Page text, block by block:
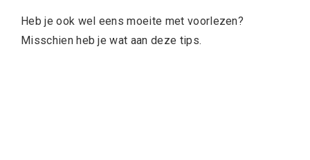
Heb je ook wel eens moeite met voorlezen?
Misschien heb je wat aan deze tips.